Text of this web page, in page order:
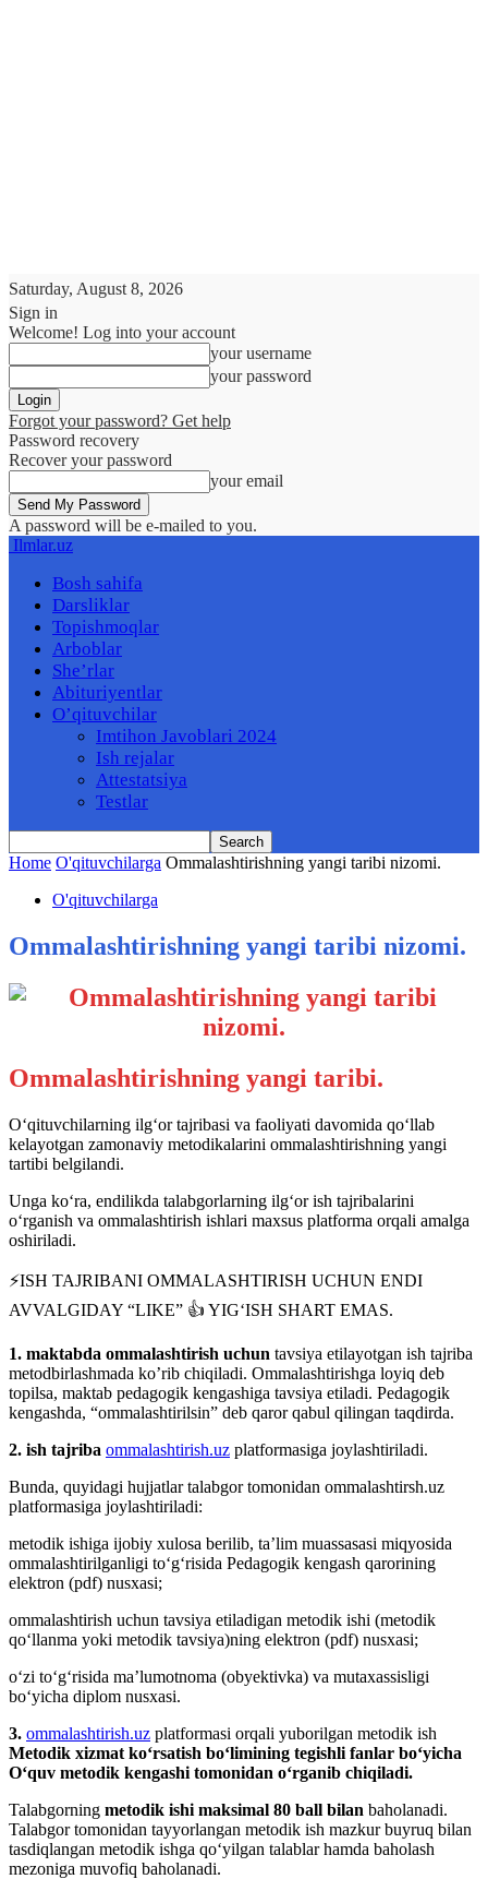
Saturday, August 8, 2026
Sign in
Welcome! Log into your account
your username
your password
Forgot your password? Get help
Password recovery
Recover your password
your email
A password will be e-mailed to you.
Ilmlar.uz
Bosh sahifa
Darsliklar
Topishmoqlar
Arboblar
She’rlar
Abituriyentlar
O’qituvchilar
Imtihon Javoblari 2024
Ish rejalar
Attestatsiya
Testlar
Home O'qituvchilarga Ommalashtirishning yangi taribi nizomi.
O'qituvchilarga
Ommalashtirishning yangi taribi nizomi.
Ommalashtirishning yangi taribi.
O‘qituvchilarning ilg‘or tajribasi va faoliyati davomida qo‘llab
kelayotgan zamonaviy metodikalarini ommalashtirishning yangi
tartibi belgilandi.
Unga ko‘ra, endilikda talabgorlarning ilg‘or ish tajribalarini
o‘rganish va ommalashtirish ishlari maxsus platforma orqali amalga
oshiriladi.
⚡️ISH TAJRIBANI OMMALASHTIRISH UCHUN ENDI
AVVALGIDAY “LIKE” 👍 YIG‘ISH SHART EMAS.
1. maktabda ommalashtirish uchun tavsiya etilayotgan ish tajriba
metodbirlashmada ko’rib chiqiladi. Ommalashtirishga loyiq deb
topilsa, maktab pedagogik kengashiga tavsiya etiladi. Pedagogik
kengashda, “ommalashtirilsin” deb qaror qabul qilingan taqdirda.
2. ish tajriba ommalashtirish.uz platformasiga joylashtiriladi.
Bunda, quyidagi hujjatlar talabgor tomonidan ommalashtirsh.uz
platformasiga joylashtiriladi:
metodik ishiga ijobiy xulosa berilib, taʼlim muassasasi miqyosida
ommalashtirilganligi toʻgʻrisida Pedagogik kengash qarorining
elektron (pdf) nusxasi;
ommalashtirish uchun tavsiya etiladigan metodik ishi (metodik
qoʻllanma yoki metodik tavsiya)ning elektron (pdf) nusxasi;
oʻzi toʻgʻrisida maʼlumotnoma (obyektivka) va mutaxassisligi
boʻyicha diplom nusxasi.
3. ommalashtirish.uz platformasi orqali yuborilgan metodik ish
Metodik xizmat koʻrsatish boʻlimining tegishli fanlar bo‘yicha
Oʻquv metodik kengashi tomonidan oʻrganib chiqiladi.
Talabgorning metodik ishi maksimal 80 ball bilan baholanadi.
Talabgor tomonidan tayyorlangan metodik ish mazkur buyruq bilan
tasdiqlangan metodik ishga qo‘yilgan talablar hamda baholash
mezoniga muvofiq baholanadi.